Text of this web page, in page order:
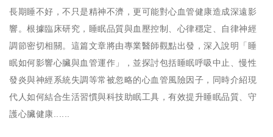
長期睡不好，不只是精神不濟，更可能對心血管健康造成深遠影
響。根據臨床研究，睡眠品質與血壓控制、心律穩定、自律神經
調節密切相關。這篇文章將由專業醫師觀點出發，深入說明「睡
眠如何影響心臟與血管運作」，並探討包括睡眠呼吸中止、慢性
發炎與神經系統失調等常被忽略的心血管風險因子，同時介紹現
代人如何結合生活習慣與科技助眠工具，有效提升睡眠品質、守
護心臟健康......